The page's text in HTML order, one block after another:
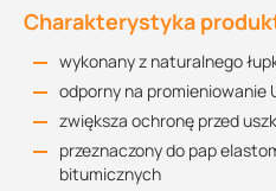
Charakterystyka
wykonany z naturalnego
odporny na promieniowanie
zwiększa ochronę przed
przeznaczony do pap
bitumicznych